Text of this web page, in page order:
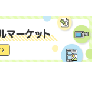
ホテル